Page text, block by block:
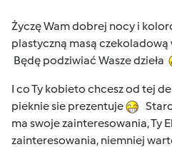
Życzę Wam dobrej nocy i
plastyczną masą czekoladową
Będę podziwiać Wasze dzieła
I co Ty kobieto chcesz od tej
pieknie sie prezentuje
ma swoje zainteresowania, Ty
zainteresowania, niemniej